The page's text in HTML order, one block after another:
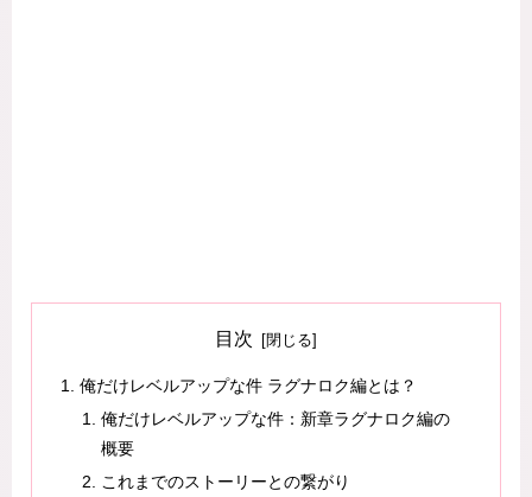
目次
俺だけレベルアップな件 ラグナロク編とは？
俺だけレベルアップな件：新章ラグナロク編の
概要
これまでのストーリーとの繋がり